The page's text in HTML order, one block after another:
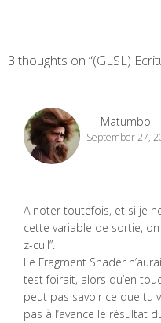
3 thoughts on “(GLSL)
Matumbo
September 27,
A noter toutefois, et si je
cette variable de sortie,
z-cull”.
Le Fragment Shader
test foirait, alors qu’en
peut pas savoir ce que tu
pas à l’avance le résultat